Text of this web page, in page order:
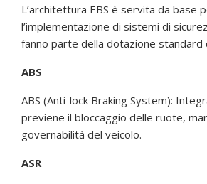
L’architettura EBS è servita da base
l’implementazione di sistemi di
fanno parte della dotazione standard
ABS
ABS (Anti-lock Braking System):
previene il bloccaggio delle ruote,
governabilità del veicolo.
ASR